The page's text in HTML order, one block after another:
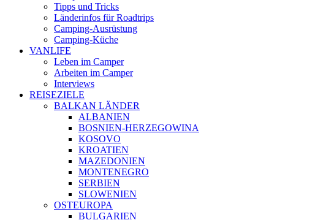
Tipps und Tricks
Länderinfos für Roadtrips
Camping-Ausrüstung
Camping-Küche
VANLIFE
Leben im Camper
Arbeiten im Camper
Interviews
REISEZIELE
BALKAN LÄNDER
ALBANIEN
BOSNIEN-HERZEGOWINA
KOSOVO
KROATIEN
MAZEDONIEN
MONTENEGRO
SERBIEN
SLOWENIEN
OSTEUROPA
BULGARIEN